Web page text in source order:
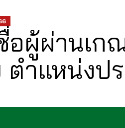
อผู้ผ่านเ
ำแหน่งป